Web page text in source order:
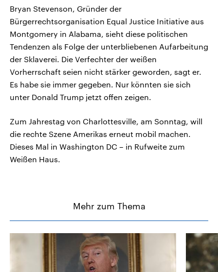
Bryan Stevenson, Gründer der
Bürgerrechtsorganisation Equal Justice Initiative aus
Montgomery in Alabama, sieht diese politischen
Tendenzen als Folge der unterbliebenen Aufarbeitung
der Sklaverei. Die Verfechter der weißen
Vorherrschaft seien nicht stärker geworden, sagt er.
Es habe sie immer gegeben. Nur könnten sie sich
unter Donald Trump jetzt offen zeigen.
Zum Jahrestag von Charlottesville, am Sonntag, will
die rechte Szene Amerikas erneut mobil machen.
Dieses Mal in Washington DC – in Rufweite zum
Weißen Haus.
Mehr zum Thema